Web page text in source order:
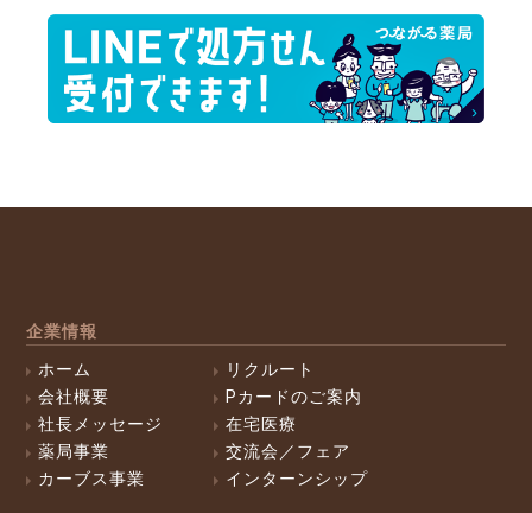
企業情報
ホーム
会社概要
社長メッセージ
薬局事業
カーブス事業
リクルート
Pカードのご案内
在宅医療
交流会／フェア
インターンシップ